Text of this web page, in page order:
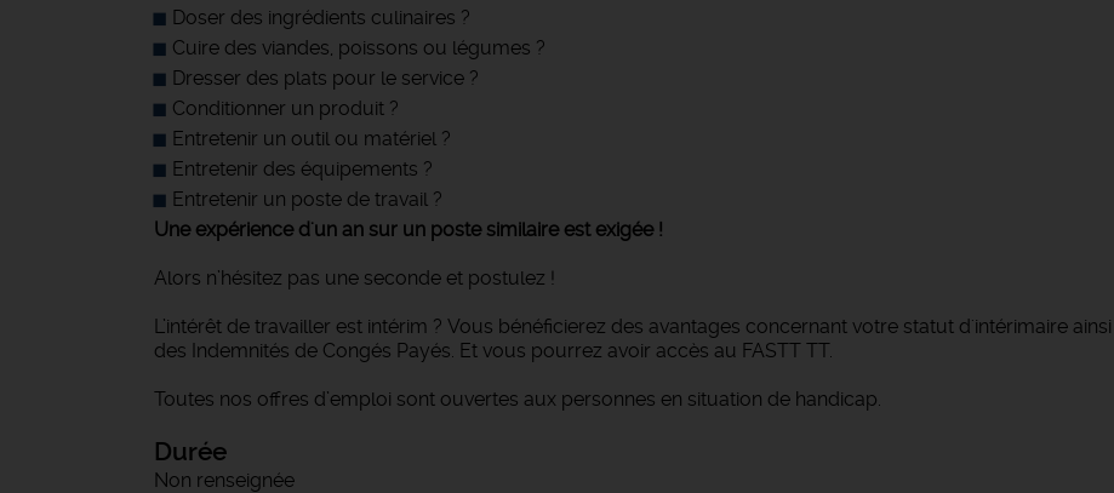
Doser des ingrédients culinaires ?
Cuire des viandes, poissons ou légumes ?
Dresser des plats pour le service ?
Conditionner un produit ?
Entretenir un outil ou matériel ?
Entretenir des équipements ?
Entretenir un poste de travail ?
Une expérience d'un an sur un poste similaire est exigée !
Alors n’hésitez pas une seconde et postulez !
L’intérêt de travailler est intérim ? Vous bénéficierez des avantages concernant votre statut d'intérimaire
des Indemnités de Congés Payés. Et vous pourrez avoir accès au FASTT TT.
Toutes nos offres d’emploi sont ouvertes aux personnes en situation de handicap.
Durée
Non renseignée